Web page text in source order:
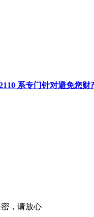
系专门针对避免您
，请放心